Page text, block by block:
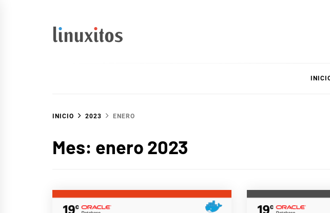
INICIO 2023 ENERO
Mes: enero 2023